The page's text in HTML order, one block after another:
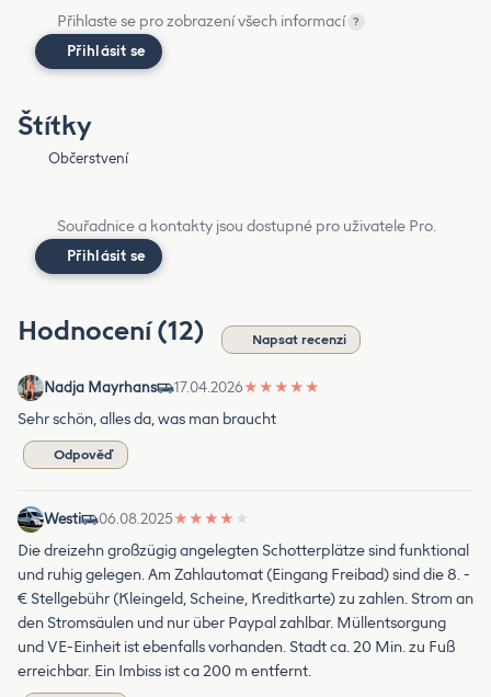
Přihlaste se pro zobrazení všech informací ?
Přihlásit se
Štítky
Občerstvení
Souřadnice a kontakty jsou dostupné pro uživatele Pro.
Přihlásit se
Hodnocení (12) Napsat recenzi
Nadja Mayrhans 17.04.2026★ ★ ★ ★ ★
Sehr schön, alles da, was man braucht
Odpověď
Westi 06.08.2025★ ★ ★ ★ ★
Die dreizehn großzügig angelegten Schotterplätze sind funktional
und ruhig gelegen. Am Zahlautomat (Eingang Freibad) sind die 8. -
€ Stellgebühr (Kleingeld, Scheine, Kreditkarte) zu zahlen. Strom an
den Stromsäulen und nur über Paypal zahlbar. Müllentsorgung
und VE-Einheit ist ebenfalls vorhanden. Stadt ca. 20 Min. zu Fuß
erreichbar. Ein Imbiss ist ca 200 m entfernt.